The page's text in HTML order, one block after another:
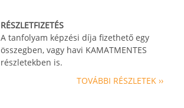
RÉSZLETFIZETÉS
A tanfolyam képzési díja fizethető egy
összegben, vagy havi KAMATMENTES
részletekben is.
TOVÁBBI RÉSZLETEK ››